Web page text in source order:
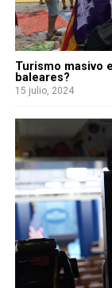
Turismo masivo
baleares?
15 julio, 2024